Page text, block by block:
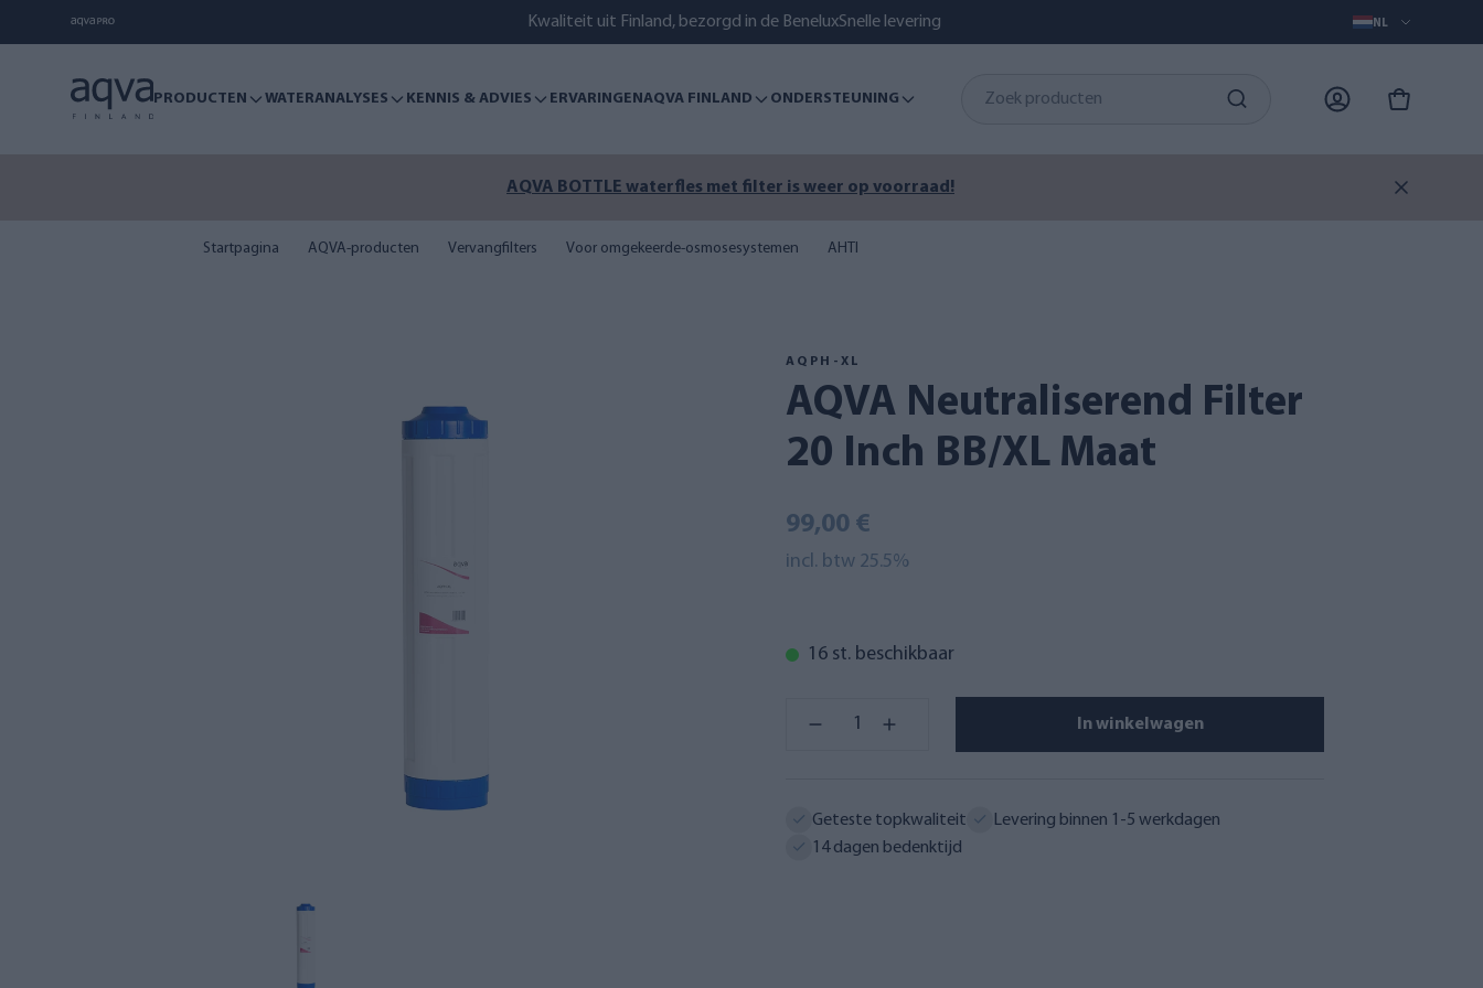
Kwaliteit uit Finland, bezorgd in de BeneluxSnelle levering NL
PRODUCTEN WATERANALYSES KENNIS & ADVIES ERVARINGENAQVA FINLAND ONDERSTEUNING
AQVA BOTTLE waterfles met filter is weer op voorraad!
Startpagina AQVA-producten Vervangfilters Voor omgekeerde-osmosesystemen AHTI
AQPH-XL
AQVA Neutraliserend Filter
20 Inch BB/XL Maat
99,00 €
incl. btw 25.5%
16 st. beschikbaar
In winkelwagen
Geteste topkwaliteit
Levering binnen 1-5 werkdagen
14 dagen bedenktijd